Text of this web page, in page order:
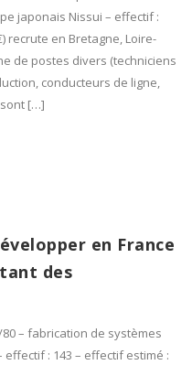
japonais Nissui – effectif :
recrute en Bretagne, Loire-
de postes divers (techniciens
conducteurs de ligne,
[…]
en France
des
– fabrication de systèmes
: 143 – effectif estimé :